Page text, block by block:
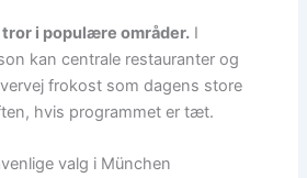
i populære områder. I
kan centrale restauranter og
frokost som dagens store
hvis programmet er tæt.
valg i München